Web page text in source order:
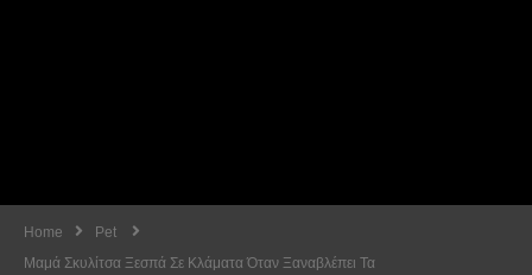
Home
Pet
Μαμά Σκυλίτσα Ξεσπά Σε Κλάματα Όταν Ξαναβλέπει Τα